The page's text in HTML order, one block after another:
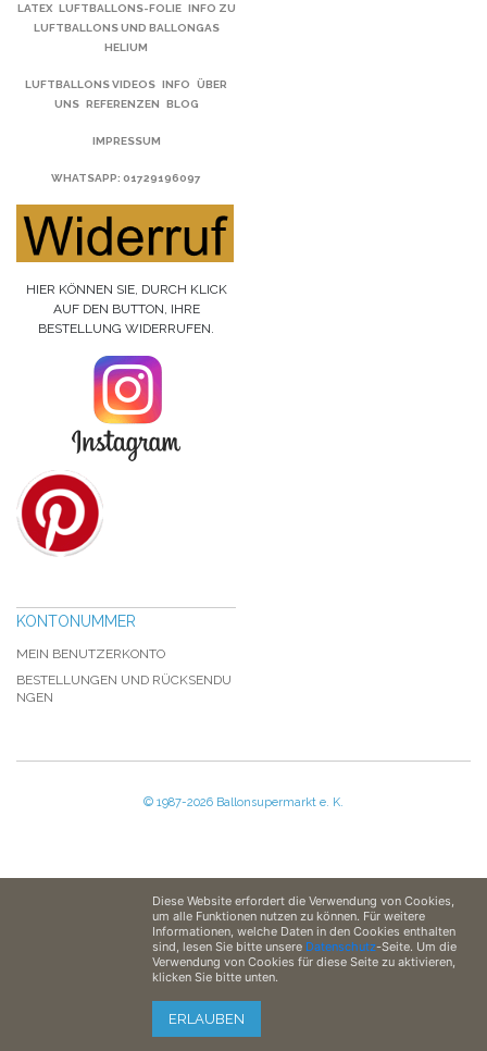
LATEX LUFTBALLONS-FOLIE INFO ZU
LUFTBALLONS UND BALLONGAS
HELIUM
LUFTBALLONS VIDEOS INFO
ÜBER
UNS REFERENZEN BLOG
IMPRESSUM
WHATSAPP: 01729196097
HIER KÖNNEN SIE, DURCH KLICK
AUF DEN BUTTON, IHRE
BESTELLUNG WIDERRUFEN.
KONTONUMMER
MEIN BENUTZERKONTO
BESTELLUNGEN UND RÜCKSENDU
NGEN
© 1987-2026 Ballonsupermarkt e. K.
Diese Website erfordert die Verwendung von Cookies,
um alle Funktionen nutzen zu können. Für weitere
Informationen, welche Daten in den Cookies enthalten
sind, lesen Sie bitte unsere Datenschutz-Seite. Um die
Verwendung von Cookies für diese Seite zu aktivieren,
klicken Sie bitte unten.
ERLAUBEN